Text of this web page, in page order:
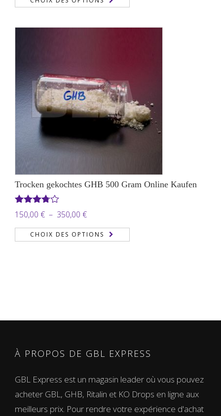
prix :
Trocken gekochtes GHB 500 Gram Online Kaufen
Note
3.71
sur 5
150,00 € – 350,00 €Plage
de
prix :
CHOIX DES OPTIONS
À PROPOS DE GBL EXPRESS
GBL Express est un magasin leader où vous pouvez
acheter GBL, GHB, Ritalin et KO Drops en ligne aux
meilleurs prix. Pour rendre votre expérience d'achat